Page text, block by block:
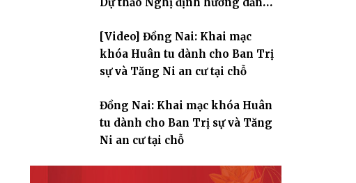
Dự thảo Nghị định hướng dẫn
giáo
[Video] Đồng Nai: Khai mạc
khóa Huân tu dành cho Ban Trị
sự và Tăng Ni an cư tại chỗ
Đồng Nai: Khai mạc khóa Huân
tu dành cho Ban Trị sự và Tăng
Ni an cư tại chỗ